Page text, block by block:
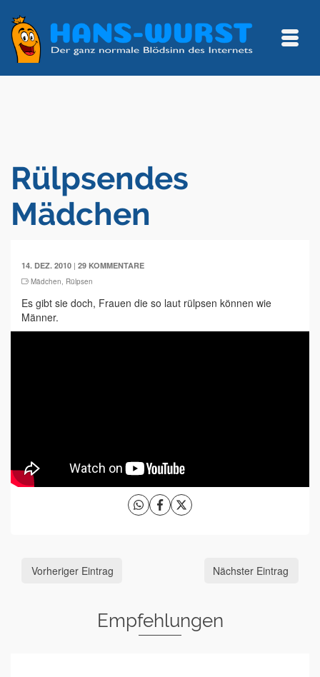
Rülpsendes
Mädchen
14. DEZ. 2010 | 29 KOMMENTARE
Mädchen, Rülpsen
Es gibt sie doch, Frauen die so laut rülpsen können wie
Männer.
Vorheriger Eintrag Nächster Eintrag
Empfehlungen